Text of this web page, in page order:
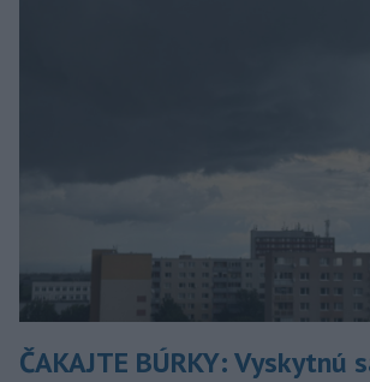
ČAKAJTE BÚRKY: Vyskytnú